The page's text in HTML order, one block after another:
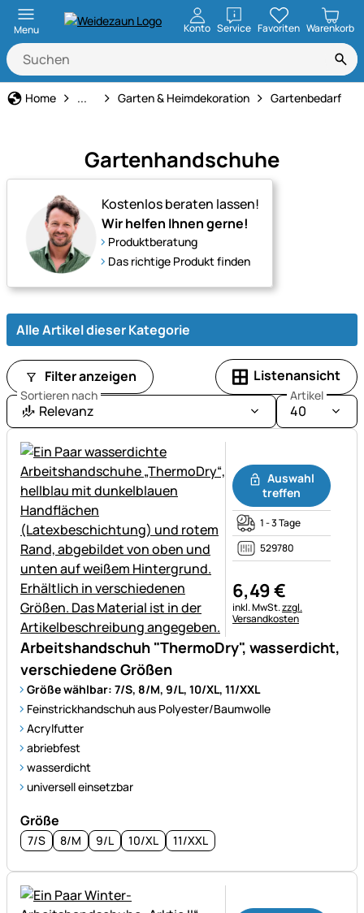
Menu Konto ServiceöffnenFavoriten Warenkorb
Home Haus und Hof
... Garten & Heimdekoration Gartenbedarf
Gartenhandschuhe
Kostenlos beraten lassen!
Wir helfen Ihnen gerne!
Produktberatung
Das richtige Produkt finden
Alle Artikel dieser Kategorie
Filter anzeigen Listenansicht
Sortieren nach
Relevanz
Artikel
40
Arbeitshandschuh "ThermoDry", wasserdicht,
verschiedene Größen
Größe wählbar: 7/S, 8/M, 9/L, 10/XL, 11/XXL
Feinstrickhandschuh aus Polyester/Baumwolle
Acrylfutter
abriebfest
wasserdicht
universell einsetzbar
Größe
7/S 8/M 9/L 10/XL 11/XXL
Auswahl
treffen
1 - 3 Tage
529780
6,49€
Steuerhinweis:
inkl. MwSt.zzgl.
Versandkosten